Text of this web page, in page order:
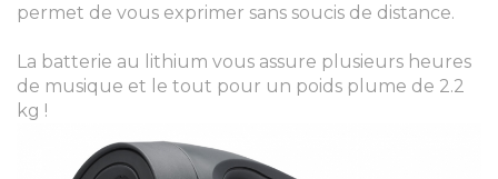
permet de vous exprimer sans soucis de distance.
La batterie au lithium vous assure plusieurs heures
de musique et le tout pour un poids plume de 2.2
kg !